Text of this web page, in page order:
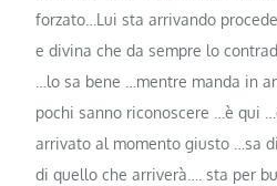
forzato…Lui sta arrivando
e divina che da sempre lo
…lo sa bene …mentre manda in
pochi sanno riconoscere …è qui
arrivato al momento giusto …sa di
di quello che arriverà…. sta per